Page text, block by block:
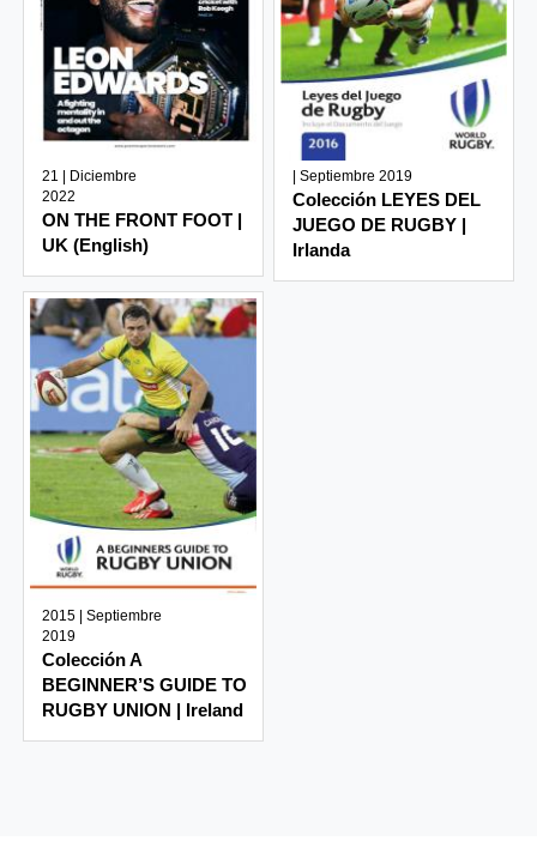
21 | Diciembre
2022
ON THE FRONT FOOT |
UK (English)
| Septiembre 2019
Colección LEYES DEL
JUEGO DE RUGBY |
Irlanda
2015 | Septiembre
2019
Colección A
BEGINNER’S GUIDE TO
RUGBY UNION | Ireland